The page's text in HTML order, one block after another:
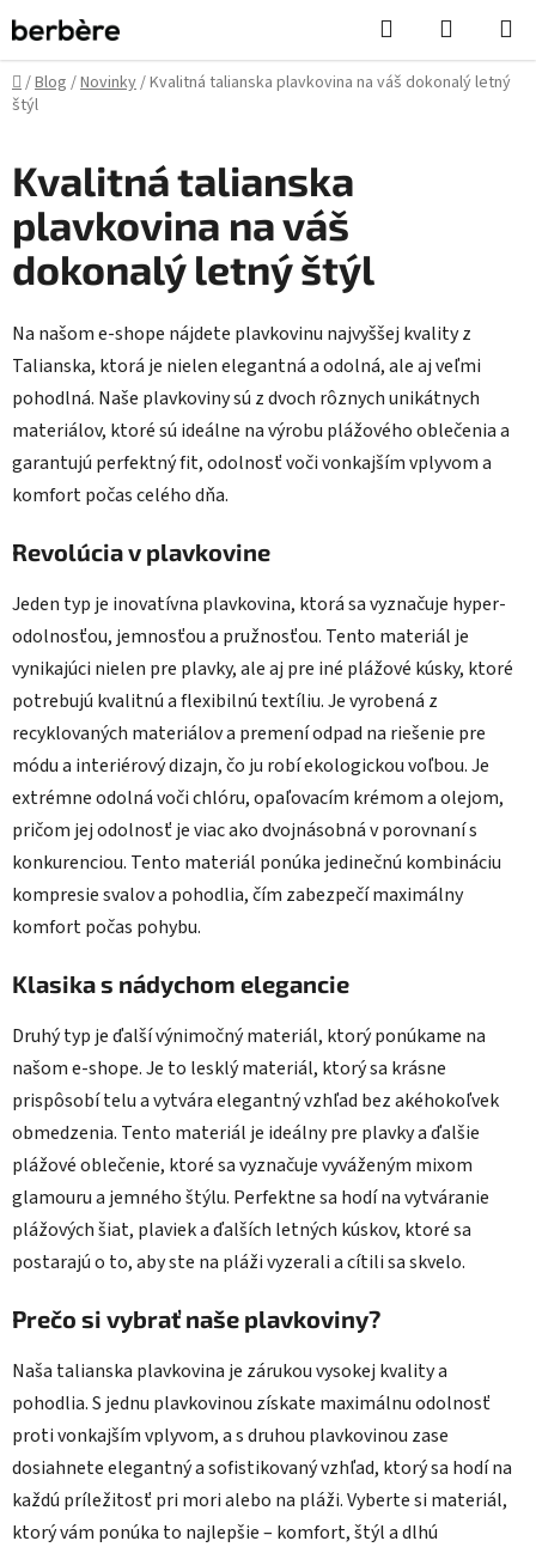
na
obsah
Hľadať
KOŠÍK
Domov
/Blog /Novinky/Kvalitná talianska plavkovina na váš dokonalý letný
štýl
Kvalitná talianska
plavkovina na váš
dokonalý letný štýl
Na našom e-shope nájdete plavkovinu najvyššej kvality z
Talianska, ktorá je nielen elegantná a odolná, ale aj veľmi
pohodlná. Naše plavkoviny sú z dvoch rôznych unikátnych
materiálov, ktoré sú ideálne na výrobu plážového oblečenia a
garantujú perfektný fit, odolnosť voči vonkajším vplyvom a
komfort počas celého dňa.
Revolúcia v plavkovine
Jeden typ je inovatívna plavkovina, ktorá sa vyznačuje hyper-
odolnosťou, jemnosťou a pružnosťou. Tento materiál je
vynikajúci nielen pre plavky, ale aj pre iné plážové kúsky, ktoré
potrebujú kvalitnú a flexibilnú textíliu. Je vyrobená z
recyklovaných materiálov a premení odpad na riešenie pre
módu a interiérový dizajn, čo ju robí ekologickou voľbou. Je
extrémne odolná voči chlóru, opaľovacím krémom a olejom,
pričom jej odolnosť je viac ako dvojnásobná v porovnaní s
konkurenciou. Tento materiál ponúka jedinečnú kombináciu
kompresie svalov a pohodlia, čím zabezpečí maximálny
komfort počas pohybu.
Klasika s nádychom elegancie
Druhý typ je ďalší výnimočný materiál, ktorý ponúkame na
našom e-shope. Je to lesklý materiál, ktorý sa krásne
prispôsobí telu a vytvára elegantný vzhľad bez akéhokoľvek
obmedzenia. Tento materiál je ideálny pre plavky a ďalšie
plážové oblečenie, ktoré sa vyznačuje vyváženým mixom
glamouru a jemného štýlu. Perfektne sa hodí na vytváranie
plážových šiat, plaviek a ďalších letných kúskov, ktoré sa
postarajú o to, aby ste na pláži vyzerali a cítili sa skvelo.
Prečo si vybrať naše plavkoviny?
Naša talianska plavkovina je zárukou vysokej kvality a
pohodlia. S jednu plavkovinou získate maximálnu odolnosť
proti vonkajším vplyvom, a s druhou plavkovinou zase
dosiahnete elegantný a sofistikovaný vzhľad, ktorý sa hodí na
každú príležitosť pri mori alebo na pláži. Vyberte si materiál,
ktorý vám ponúka to najlepšie – komfort, štýl a dlhú